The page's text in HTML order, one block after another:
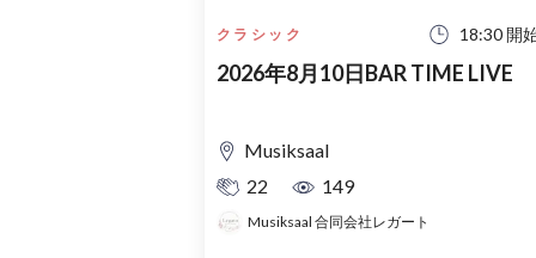
クラシック 18:30 開
2026年8月10日BAR TIME LIVE
Musiksaal
22
149
Musiksaal 合同会社レガート